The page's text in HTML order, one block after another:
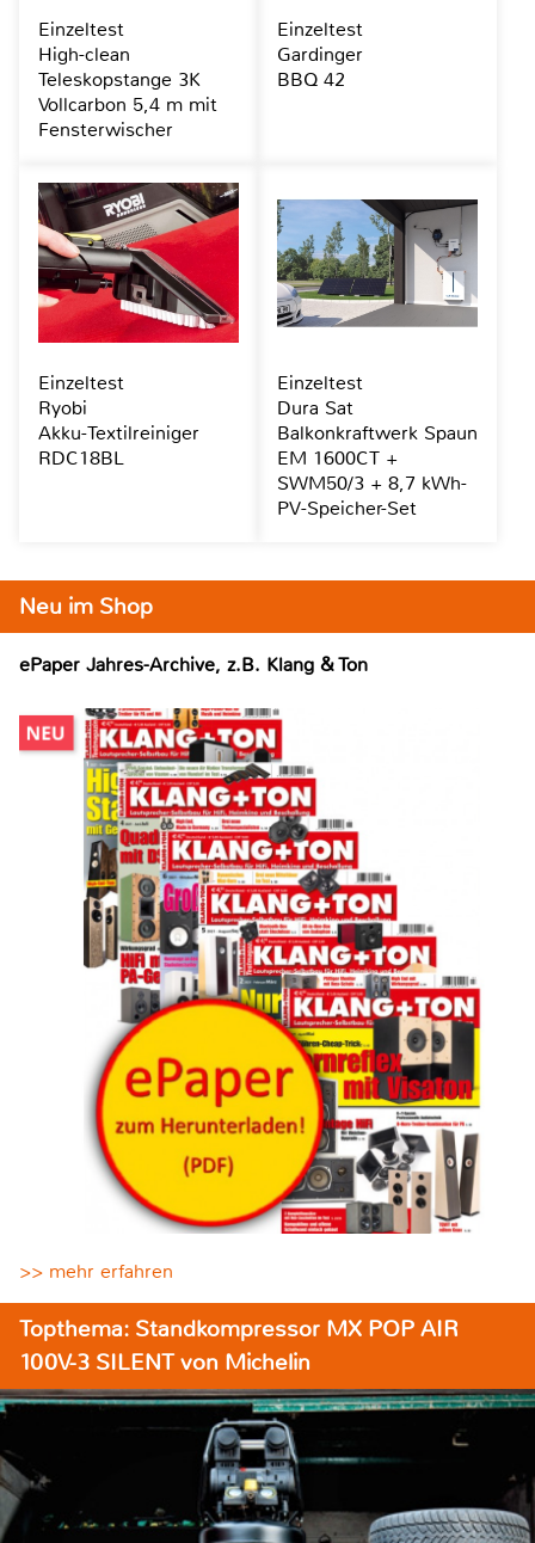
Neu im Shop
ePaper Jahres-Archive, z.B. Klang & Ton
>> mehr erfahren
Topthema: Standkompressor MX POP AIR
100V-3 SILENT von Michelin
Einzeltest
High-clean
Teleskopstange 3K
Vollcarbon 5,4 m mit
Fensterwischer
Einzeltest
Gardinger
BBQ 42
Einzeltest
Ryobi
Akku-Textilreiniger
RDC18BL
Einzeltest
Dura Sat
Balkonkraftwerk Spaun
EM 1600CT +
SWM50/3 + 8,7 kWh-
PV-Speicher-Set